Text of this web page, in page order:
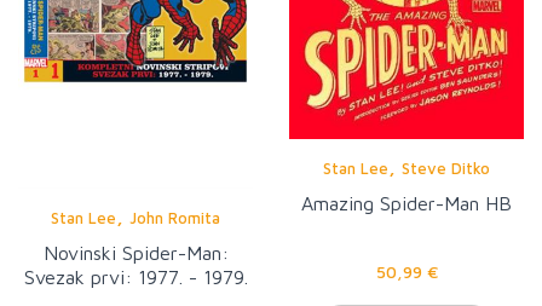
Stan Lee John Romita
Novinski Spider-Man:
Svezak prvi: 1977. - 1979.
Stan Lee Steve Ditko
Amazing Spider-Man HB
50,99 €